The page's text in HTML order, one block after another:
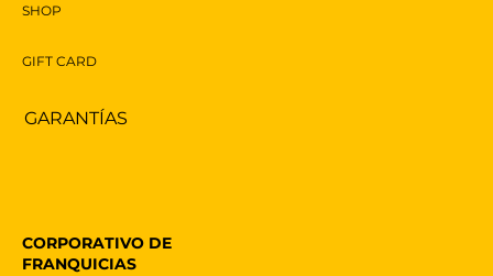
SHOP
GIFT CARD
GARANTÍAS
CORPORATIVO DE
FRANQUICIAS